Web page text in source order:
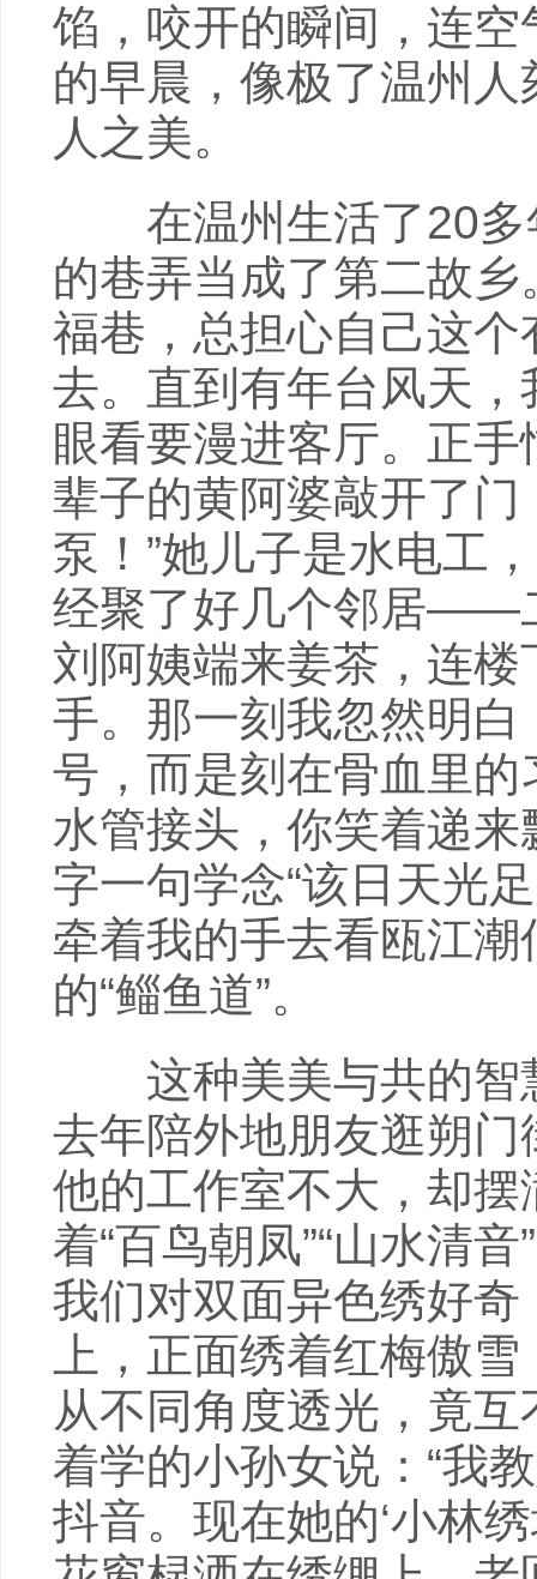
馅，咬开的瞬间，连
的早晨，像极了温州
人之美。
在温州生活了20多
的巷弄当成了第二故
福巷，总担心自己这
去。直到有年台风天
眼看要漫进客厅。正
辈子的黄阿婆敲开了
泵！”她儿子是水电工
经聚了好几个邻居——
刘阿姨端来姜茶，连
手。那一刻我忽然明白
号，而是刻在骨血里
水管接头，你笑着递
字一句学念“该日天光
牵着我的手去看瓯江
的“鲻鱼道”。
这种美美与共的智
去年陪外地朋友逛朔
他的工作室不大，却
着“百鸟朝凤”“山水清
我们对双面异色绣好
上，正面绣着红梅傲
从不同角度透光，竟
着学的小孙女说：“我
抖音。现在她的‘小林